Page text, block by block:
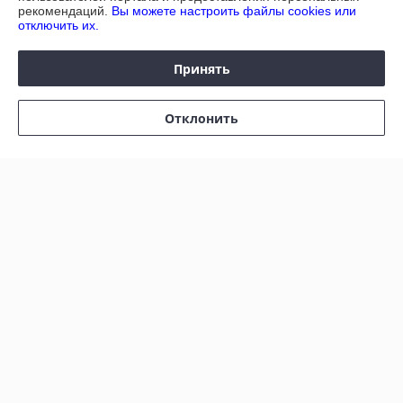
Полная версия сайта
Политика обработки cookies
рекомендаций. Вы можете настроить файлы cookies или
отключить их.
Принять
Отклонить